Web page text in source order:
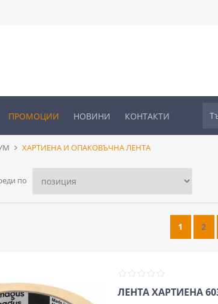
ПРОМОЦИИ НОВИНИ КОНТАКТИ
ХАРТИЕНА И ОПАКОВЪЧНА ЛЕНТА
по
1 2
ЛЕНТА ХАРТИЕНА